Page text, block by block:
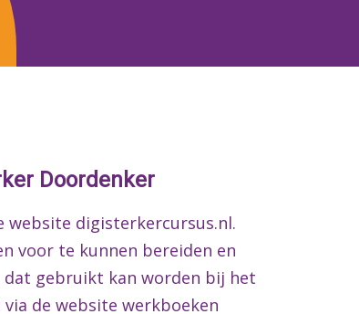
Doordenker
website digisterkercursus.nl.
voor te kunnen bereiden en
gebruikt kan worden bij het
de website werkboeken